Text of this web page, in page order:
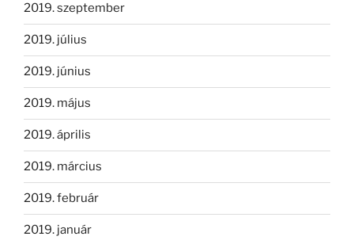
2019. szeptember
2019. július
2019. június
2019. május
2019. április
2019. március
2019. február
2019. január